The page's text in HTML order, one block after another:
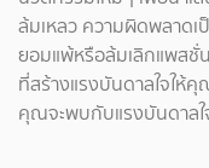
ล้มเหลว ความผิดพลาดเ
ยอมแพ้หรือล้มเลิกแพส
ที่สร้างแรงบันดาลใจให้คุ
คุณจะพบกับแรงบันดาลใ